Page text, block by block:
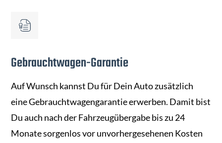
Gebrauchtwagen-Garantie
Auf Wunsch kannst Du für Dein Auto zusätzlich
eine Gebrauchtwagengarantie erwerben. Damit bist
Du auch nach der Fahrzeugübergabe bis zu 24
Monate sorgenlos vor unvorhergesehenen Kosten